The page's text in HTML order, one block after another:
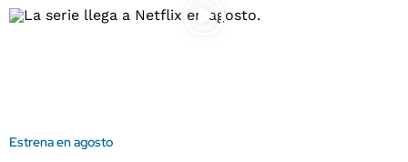
Estrena en agosto